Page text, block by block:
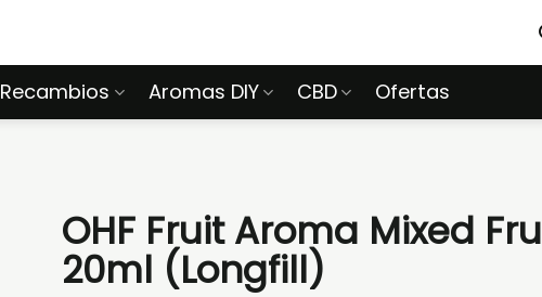
Recambios Aromas DIY CBD Ofertas
OHF Fruit Aroma Mixed
20ml (Longfill)